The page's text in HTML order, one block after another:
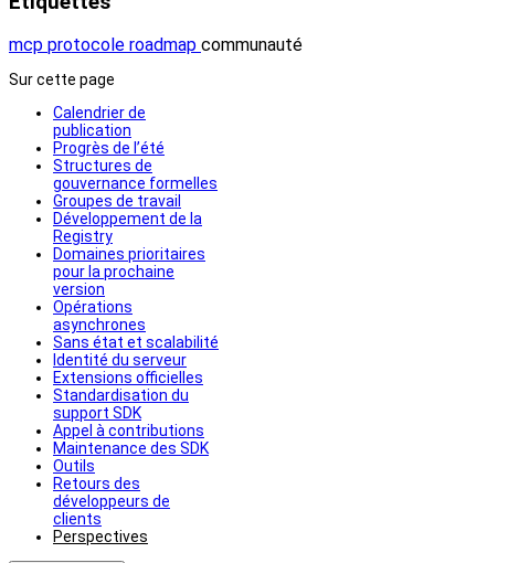
mcp protocole roadmap communauté
Sur cette page
Calendrier de
publication
Progrès de l’été
Structures de
gouvernance formelles
Groupes de travail
Développement de la
Registry
Domaines prioritaires
pour la prochaine
version
Opérations
asynchrones
Sans état et scalabilité
Identité du serveur
Extensions officielles
Standardisation du
support SDK
Appel à contributions
Maintenance des SDK
Outils
Retours des
développeurs de
clients
Perspectives